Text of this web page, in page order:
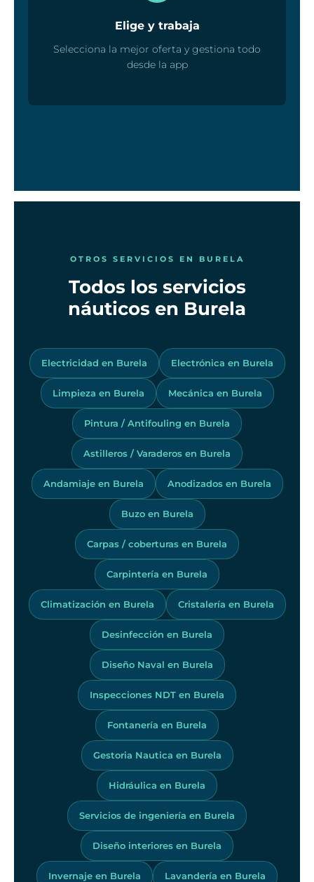
Elige y trabaja
Selecciona la mejor oferta y gestiona todo
desde la app
OTROS SERVICIOS EN BURELA
Todos los servicios
náuticos en Burela
Electricidad en Burela Electrónica en Burela
Limpieza en Burela Mecánica en Burela
Pintura / Antifouling en Burela
Astilleros / Varaderos en Burela
Andamiaje en Burela Anodizados en Burela
Buzo en Burela
Carpas / coberturas en Burela
Carpintería en Burela
Climatización en Burela Cristalería en Burela
Desinfección en Burela
Diseño Naval en Burela
Inspecciones NDT en Burela
Fontanería en Burela
Gestoria Nautica en Burela
Hidráulica en Burela
Servicios de ingeniería en Burela
Diseño interiores en Burela
Invernaje en Burela Lavandería en Burela